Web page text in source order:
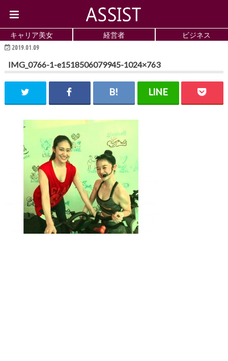
キャリア美女 経営者 ビジネス
2019.01.09
IMG_0766-1-e1518506079945-1024×763